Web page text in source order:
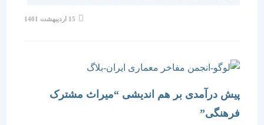
پیش درآمدی بر هم اندیشی “میراث مشترک
فرهنگی”